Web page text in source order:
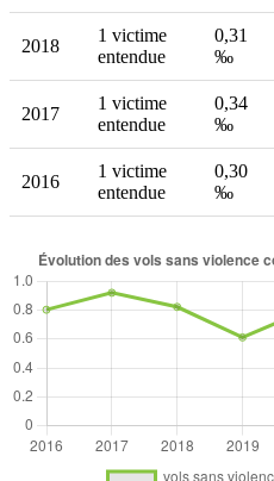
2018
1 victime
entendue
0,31
‰
2017
1 victime
entendue
0,34
‰
2016
1 victime
entendue
0,30
‰